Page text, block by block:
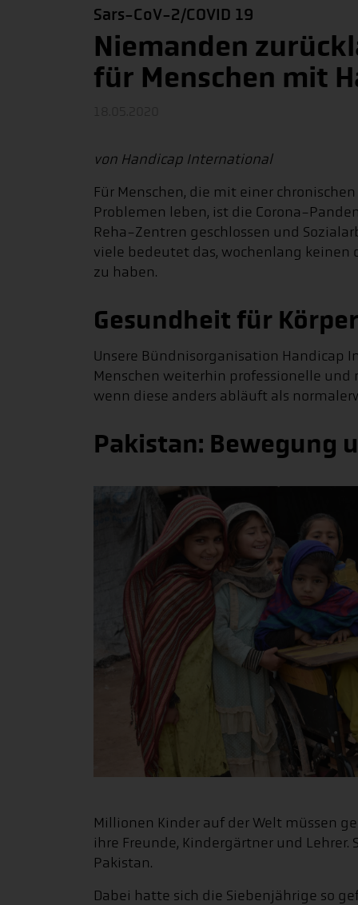
Sars-CoV-2/COVID 19
Niemanden
für Menschen mit
von Handicap International
Für Menschen, die mit einer
Problemen leben, ist die Corona-
Reha-Zentren geschlossen und
viele bedeutet das, wochenlang
zu haben.
Gesundheit für
Unsere Bündnisorganisation Handicap
Menschen weiterhin professionelle
wenn diese anders abläuft als
Pakistan: Bewegung
Millionen Kinder auf der Welt müssen
ihre Freunde, Kindergärtner und Lehrer.
Pakistan.
Dabei hatte sich die Siebenjährige so